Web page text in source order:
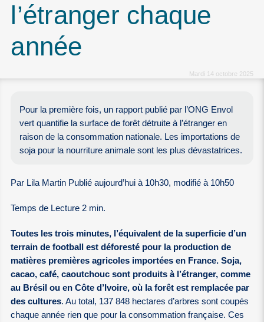
l’étranger chaque
année
Mardi 14 octobre 2025
Pour la première fois, un rapport publié par l’ONG Envol
vert quantifie la surface de forêt détruite à l’étranger en
raison de la consommation nationale. Les importations de
soja pour la nourriture animale sont les plus dévastatrices.
Par Lila Martin Publié aujourd’hui à 10h30, modifié à 10h50
Temps de Lecture 2 min.
Toutes les trois minutes, l’équivalent de la superficie d’un
terrain de football est déforesté pour la production de
matières premières agricoles importées en France. Soja,
cacao, café, caoutchouc sont produits à l’étranger, comme
au Brésil ou en Côte d’Ivoire, où la forêt est remplacée par
des cultures. Au total, 137 848 hectares d’arbres sont coupés
chaque année rien que pour la consommation française. Ces